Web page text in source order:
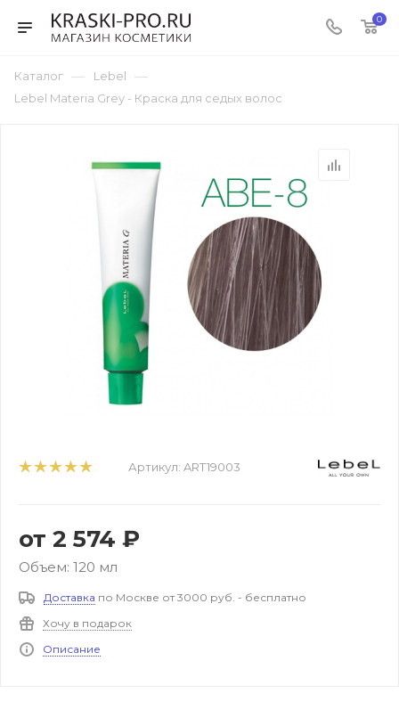
0
Каталог — Lebel —
Lebel Materia Grey - Краска для седых волос
Артикул: ART19003
от 2 574 ₽
Объем: 120 мл
Доставка по Москве от 3000 руб. - бесплатно
Хочу в подарок
Описание